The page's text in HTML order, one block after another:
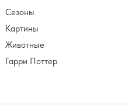
Сезоны
Картины
Животные
Гарри Поттер